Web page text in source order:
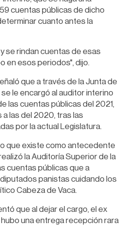
cuentas públicas de dicho
cuanto antes la
se rindan cuentas de esas
en esos periodos", dijo.
que a través de la Junta de
le encargó al auditor interino
las cuentas públicas del 2021,
a las del 2020, tras las
por la actual Legislatura.
que existe como antecedente
la Auditoría Superior de la
cuentas públicas que a
panistas cuidando los
Cabeza de Vaca.
que al dejar el cargo, el ex
una entrega recepción rara